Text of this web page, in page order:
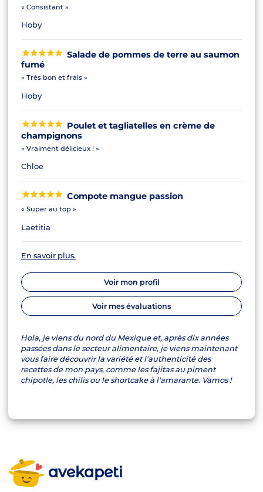
« Consistant »
Hoby
Salade de pommes de terre au saumon
fumé
« Très bon et frais »
Hoby
Poulet et tagliatelles en crème de
champignons
« Vraiment délicieux ! »
Chloe
Compote mangue passion
« Super au top »
Laetitia
En savoir plus.
Voir mon profil
Voir mes évaluations
Hola, je viens du nord du Mexique et, après dix années
passées dans le secteur alimentaire, je viens maintenant
vous faire découvrir la variété et l'authenticité des
recettes de mon pays, comme les fajitas au piment
chipotle, les chilis ou le shortcake à l'amarante. Vamos !
avekapeti